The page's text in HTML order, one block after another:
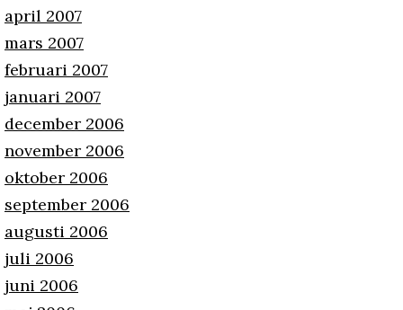
april 2007
mars 2007
februari 2007
januari 2007
december 2006
november 2006
oktober 2006
september 2006
augusti 2006
juli 2006
juni 2006